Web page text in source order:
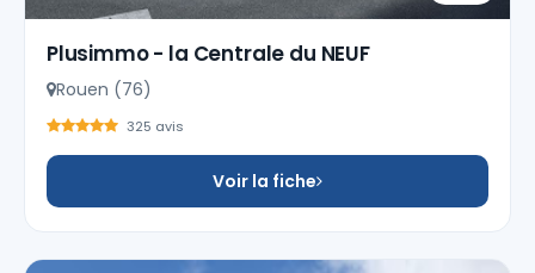
Plusimmo - la Centrale du NEUF
Rouen (76)
325 avis
Voir la fiche